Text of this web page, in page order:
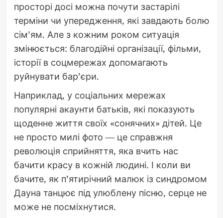
просторі досі можна почути застарілі
терміни чи упередження, які завдають болю
сім’ям. Але з кожним роком ситуація
змінюється: благодійні організації, фільми,
історії в соцмережах допомагають
руйнувати бар’єри.
Наприклад, у соціальних мережах
популярні акаунти батьків, які показують
щоденне життя своїх «сонячних» дітей. Це
не просто милі фото — це справжня
революція сприйняття, яка вчить нас
бачити красу в кожній людині. І коли ви
бачите, як п’ятирічний малюк із синдромом
Дауна танцює під улюблену пісню, серце не
може не посміхнутися.